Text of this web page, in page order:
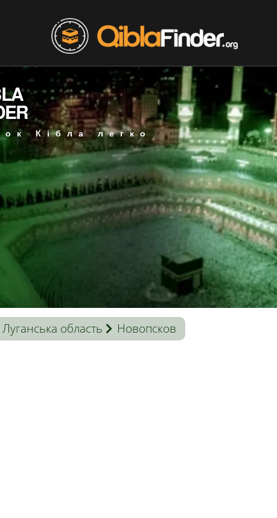
Кібла легко
Луганська область Новопсков